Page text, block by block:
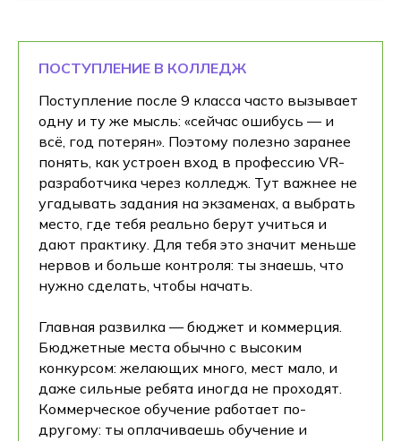
ПОСТУПЛЕНИЕ В КОЛЛЕДЖ
Поступление после 9 класса часто вызывает
одну и ту же мысль: «сейчас ошибусь — и
всё, год потерян». Поэтому полезно заранее
понять, как устроен вход в профессию VR-
разработчика через колледж. Тут важнее не
угадывать задания на экзаменах, а выбрать
место, где тебя реально берут учиться и
дают практику. Для тебя это значит меньше
нервов и больше контроля: ты знаешь, что
нужно сделать, чтобы начать.
Главная развилка — бюджет и коммерция.
Бюджетные места обычно с высоким
конкурсом: желающих много, мест мало, и
даже сильные ребята иногда не проходят.
Коммерческое обучение работает по-
другому: ты оплачиваешь обучение и